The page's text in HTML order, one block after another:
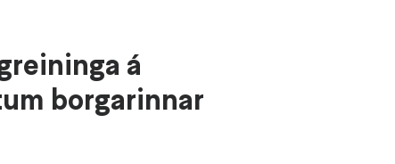
á
borgarinnar